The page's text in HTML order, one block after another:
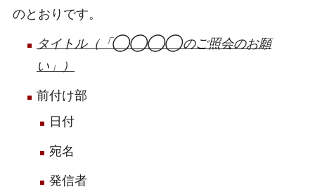
のとおりです。
タイトル（「◯◯◯◯のご照会のお願
い」）
前付け部
日付
宛名
発信者